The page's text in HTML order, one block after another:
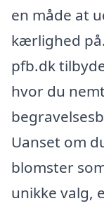
en måde at
kærlighed
pfb.dk
hvor du
Uanset om
blomster
unikke valg,